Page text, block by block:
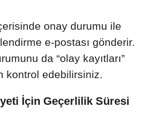
onay durumu ile
e-postası gönderir.
da “olay kayıtları”
kontrol edebilirsiniz.
İçin Geçerlilik Süresi